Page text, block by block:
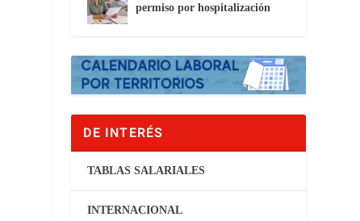
permiso por hospitalización
DE INTERÉS
TABLAS SALARIALES
INTERNACIONAL